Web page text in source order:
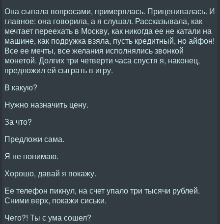
Она сыпала вопросами, примерялась. Приценивалась. И
главное: она говорила, а я слушал. Рассказывала, как
мечтает переехать в Москву, как никогда ее не катали на
машине, как подружка взяла, пусть кредитный, но айфон!
Все ее мечты, все желания исполнялись звонкой
монетой. Долгих три четверти часа спустя я, наконец,
предложил ей сыграть в игру.
В какую?
Нужно назначить цену.
За что?
Предложи сама.
Я не понимаю.
Хорошо, давай я покажу.
Ее телефон пикнул, на счет упало три тысячи рублей.
Сними верх, покажи сиськи.
Чего?! Ты с ума сошел?